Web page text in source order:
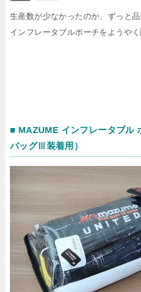
生産数が少なかったのか、ずっと
インフレータブルポーチをようやく
■ MAZUME インフレータブル
バッグⅢ装着用）